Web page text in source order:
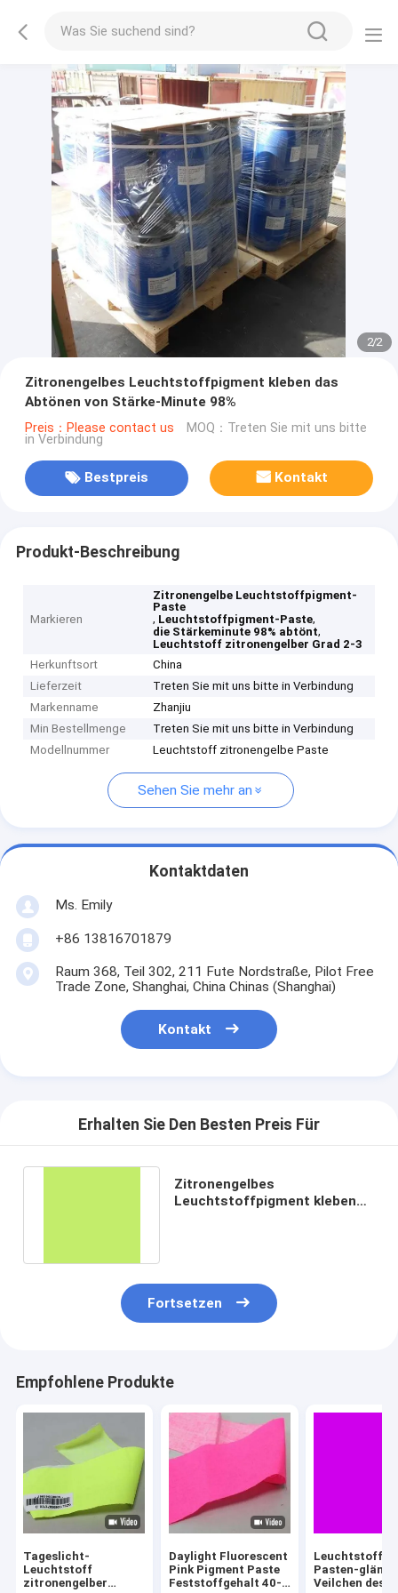
2/2
Zitronengelbes Leuchtstoffpigment kleben das
Abtönen von Stärke-Minute 98%
Preis：Please contact us MOQ：Treten Sie mit uns bitte
in Verbindung
Bestpreis Kontakt
Produkt-Beschreibung
Markieren
Zitronengelbe Leuchtstoffpigment-
Paste
, Leuchtstoffpigment-Paste,
die Stärkeminute 98% abtönt,
Leuchtstoff zitronengelber Grad 2-3
Herkunftsort
China
Lieferzeit
Treten Sie mit uns bitte in Verbindung
Markenname
Zhanjiu
Min Bestellmenge
Treten Sie mit uns bitte in Verbindung
Modellnummer
Leuchtstoff zitronengelbe Paste
Sehen Sie mehr an
Kontaktdaten
Ms. Emily
+86 13816701879
Raum 368, Teil 302, 211 Fute Nordstraße, Pilot Free
Trade Zone, Shanghai, China Chinas (Shanghai)
Kontakt
Erhalten Sie Den Besten Preis Für
Zitronengelbes
Leuchtstoffpigment kleben
Fortsetzen
Empfohlene Produkte
Tageslicht-
Leuchtstoff
zitronengelber
Daylight Fluorescent
Pink Pigment Paste
Feststoffgehalt 40-
Pasten-
Veilchen des